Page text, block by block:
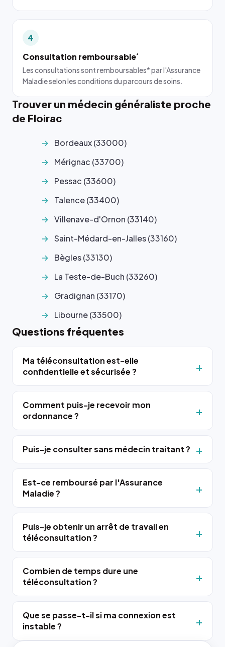
4
Consultation remboursable*
Les consultations sont remboursables* par l'Assurance
Maladie selon les conditions du parcours de soins.
Trouver un médecin généraliste proche
de Floirac
Bordeaux (33000)
Mérignac (33700)
Pessac (33600)
Talence (33400)
Villenave-d'Ornon (33140)
Saint-Médard-en-Jalles (33160)
Bègles (33130)
La Teste-de-Buch (33260)
Gradignan (33170)
Libourne (33500)
Questions fréquentes
Ma téléconsultation est-elle
confidentielle et sécurisée ?
Comment puis-je recevoir mon
ordonnance ?
Puis-je consulter sans médecin traitant ?
Est-ce remboursé par l'Assurance
Maladie ?
Puis-je obtenir un arrêt de travail en
téléconsultation ?
Combien de temps dure une
téléconsultation ?
Que se passe-t-il si ma connexion est
instable ?